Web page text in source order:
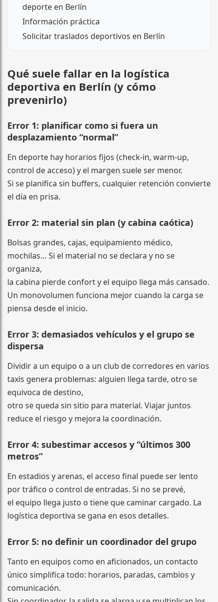
deporte en Berlín
Información práctica
Solicitar traslados deportivos en Berlín
Qué suele fallar en la logística
deportiva en Berlín (y cómo
prevenirlo)
Error 1: planificar como si fuera un
desplazamiento “normal”
En deporte hay horarios fijos (check-in, warm-up,
control de acceso) y el margen suele ser menor.
Si se planifica sin buffers, cualquier retención convierte
el día en prisa.
Error 2: material sin plan (y cabina caótica)
Bolsas grandes, cajas, equipamiento médico,
mochilas… Si el material no se declara y no se
organiza,
la cabina pierde confort y el equipo llega más cansado.
Un monovolumen funciona mejor cuando la carga se
piensa desde el inicio.
Error 3: demasiados vehículos y el grupo se
dispersa
Dividir a un equipo o a un club de corredores en varios
taxis genera problemas: alguien llega tarde, otro se
equivoca de destino,
otro se queda sin sitio para material. Viajar juntos
reduce el riesgo y mejora la coordinación.
Error 4: subestimar accesos y “últimos 300
metros”
En estadios y arenas, el acceso final puede ser lento
por tráfico o control de entradas. Si no se prevé,
el equipo llega justo o tiene que caminar cargado. La
logística deportiva se gana en esos detalles.
Error 5: no definir un coordinador del grupo
Tanto en equipos como en aficionados, un contacto
único simplifica todo: horarios, paradas, cambios y
comunicación.